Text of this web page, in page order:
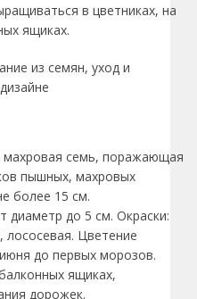
в цветниках, на
ящиках.
семь, поражающая
пышных, махровых
более 15 см.
диаметр до 5 см. Окраски:
Цветение
до первых морозов.
ящиках,
дорожек.